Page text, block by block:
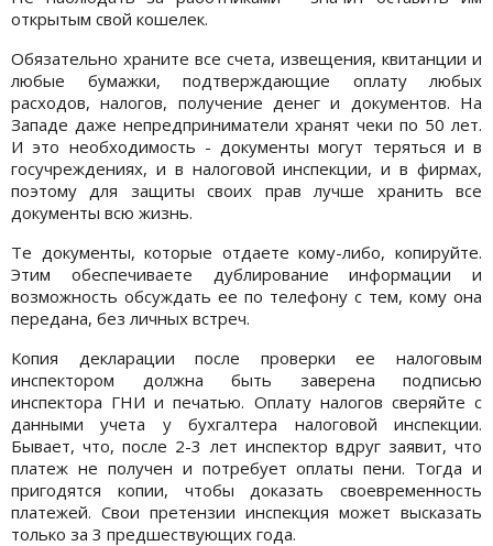
открытым свой кошелек.
Обязательно храните все счета, извещения, квитанции и
любые бумажки, подтверждающие оплату любых
расходов, налогов, получение денег и документов. На
Западе даже непредприниматели хранят чеки по 50 лет.
И это необходимость - документы могут теряться и в
госучреждениях, и в налоговой инспекции, и в фирмах,
поэтому для защиты своих прав лучше хранить все
документы всю жизнь.
Те документы, которые отдаете кому-либо, копируйте.
Этим обеспечиваете дублирование информации и
возможность обсуждать ее по телефону с тем, кому она
передана, без личных встреч.
Копия декларации после проверки ее налоговым
инспектором должна быть заверена подписью
инспектора ГНИ и печатью. Оплату налогов сверяйте с
данными учета у бухгалтера налоговой инспекции.
Бывает, что, после 2-3 лет инспектор вдруг заявит, что
платеж не получен и потребует оплаты пени. Тогда и
пригодятся копии, чтобы доказать своевременность
платежей. Свои претензии инспекция может высказать
только за 3 предшествующих года.